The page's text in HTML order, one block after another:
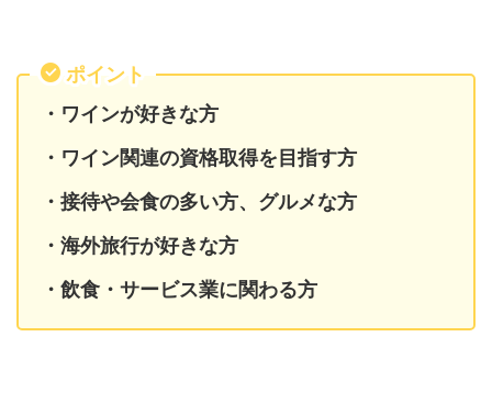
ポイント
・ワインが好きな方
・ワイン関連の資格取得を目指す方
・接待や会食の多い方、グルメな方
・海外旅行が好きな方
・飲食・サービス業に関わる方